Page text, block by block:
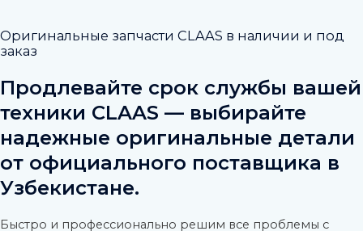
Оригинальные запчасти CLAAS в наличии и под
заказ
Продлевайте срок службы вашей
техники CLAAS — выбирайте
надежные оригинальные детали
от официального поставщика в
Узбекистане.
Быстро и профессионально решим все проблемы с